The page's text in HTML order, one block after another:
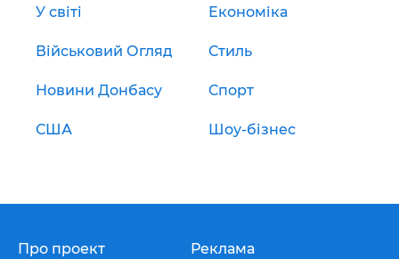
У світі Економіка
Військовий Огляд Стиль
Новини Донбасу Спорт
США Шоу-бізнес
Про проект Реклама